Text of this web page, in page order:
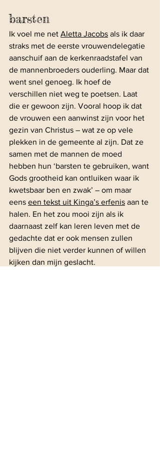
barsten
Ik voel me net Aletta Jacobs als ik daar
straks met de eerste vrouwendelegatie
aanschuif aan de kerkenraadstafel van
de mannenbroeders ouderling. Maar dat
went snel genoeg. Ik hoef de
verschillen niet weg te poetsen. Laat
die er gewoon zijn. Vooral hoop ik dat
de vrouwen een aanwinst zijn voor het
gezin van Christus – wat ze op vele
plekken in de gemeente al zijn. Dat ze
samen met de mannen de moed
hebben hun ‘barsten te gebruiken, want
Gods grootheid kan ontluiken waar ik
kwetsbaar ben en zwak’ – om maar
eens een tekst uit Kinga’s erfenis aan te
halen. En het zou mooi zijn als ik
daarnaast zelf kan leren leven met de
gedachte dat er ook mensen zullen
blijven die niet verder kunnen of willen
kijken dan mijn geslacht.